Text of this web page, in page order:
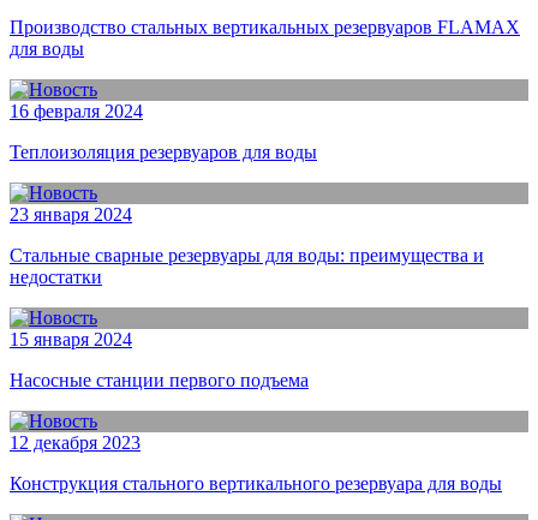
Производство стальных вертикальных резервуаров FLAMAX
для воды
16 февраля 2024
Теплоизоляция резервуаров для воды
23 января 2024
Стальные сварные резервуары для воды: преимущества и
недостатки
15 января 2024
Насосные станции первого подъема
12 декабря 2023
Конструкция стального вертикального резервуара для воды